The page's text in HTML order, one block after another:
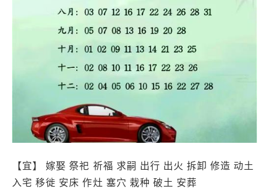
【宜】 嫁娶 祭祀 祈福 求嗣 出行 出火 拆卸 修造 动土
入宅 移徙 安床 作灶 塞穴 栽种 破土 安葬